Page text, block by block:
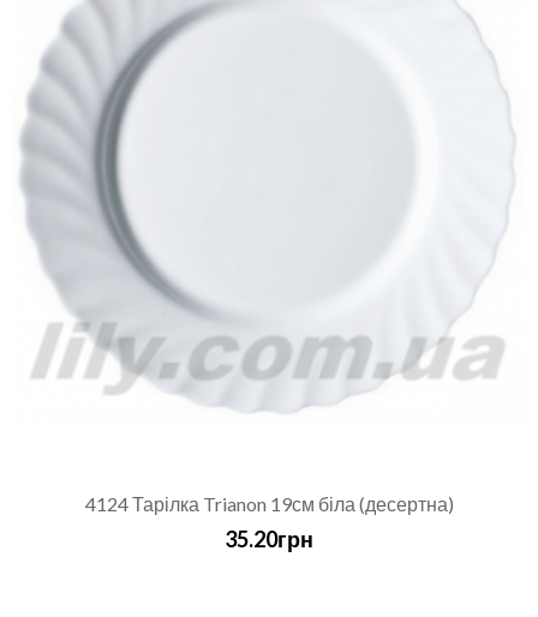
4124 Тарілка Trianon 19см біла (десертна)
35.20грн